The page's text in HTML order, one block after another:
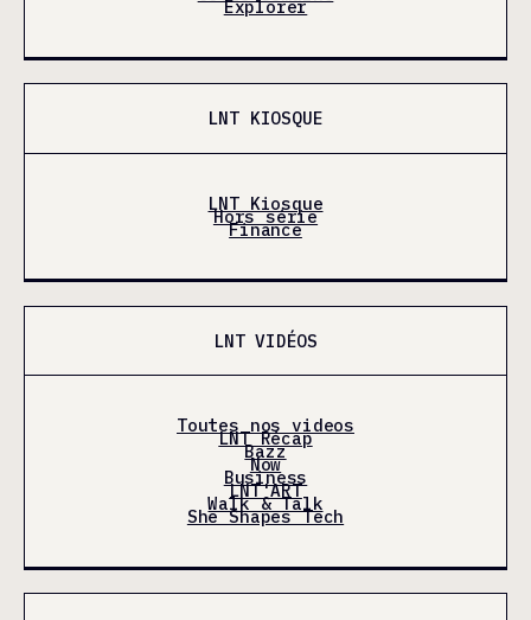
Explorer
LNT KIOSQUE
LNT Kiosque
Hors série
Finance
LNT VIDÉOS
Toutes nos videos
LNT Récap
Bazz
Now
Business
LNT'ART
Walk & Talk
She Shapes Tech